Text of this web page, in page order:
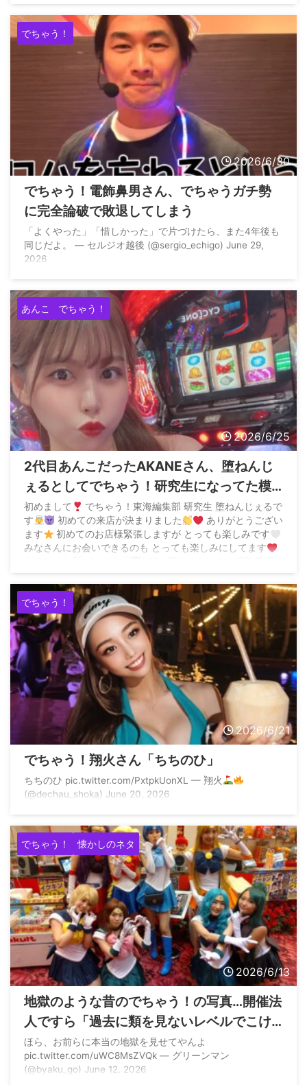
でちゃう！
2026/6/30
でちゃう！電飾鼻男さん、でちゃうガチ勢
に完全論破で敗退してしまう
「よくやった」「惜しかった」で片づけたら、また4年後も
同じだよ。 — セルジオ越後 (@sergio_echigo) June 29,
2026
あんこ でちゃう！
2026/6/25
2代目あんこだったAKANEさん、堕ねんじ
ぇるとしてでちゃう！研究生になってた模
様
初めまして
でちゃう！東海編集部 研究生 堕ねんじぇるで
す
初めての来店が決まりました
ありがとうござい
ます
初めてのお店様緊張しますが とっても楽しみです
みなさんにお会いできるのも とっても楽しみにしてます
でちゃう！
2026/6/21
でちゃう！翔火さん「ちちのひ」
ちちのひ pic.twitter.com/PxtpkUonXL — 翔火
(@dechau_shoka) June 20, 2026
でちゃう！ 懐かしのネタ
2026/6/13
地獄のような昔のでちゃう！の写真…開催法
人ですら「過去に類を見ないレベルでこけ
た企画」とボヤく
ほら、お前らに本当の地獄を見せてやんよ
pic.twitter.com/uWC8MsZVQk — グリーンマン
(@byaku_go) June 12, 2026